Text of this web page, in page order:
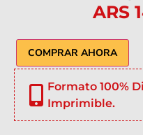
ARS
COMPRAR AHORA
Formato 100%
Imprimible.